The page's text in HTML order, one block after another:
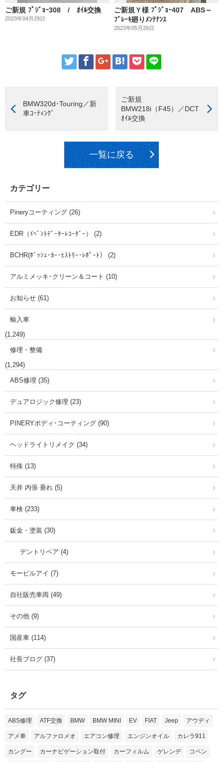
ご新規 ﾌﾟｼﾞｮｰ308 / ｵｲﾙ交換
2023年04月29日
ご新規Ｙ様 ﾌﾟｼﾞｮｰ407 ABS～
ﾌﾞﾚｰｷ廻りﾒﾝﾃﾅﾝｽ
2023年05月26日
BMW320d･Touring／新
車ｺｰﾃｨﾝｸﾞ
ご新規
BMW218i（F45）／DCT
ｵｲﾙ交換
一覧に戻る
カテゴリー
Pineryコーティング (26)
EDR（ｲﾍﾞﾝﾄﾃﾞｰﾀｰﾚｺｰﾀﾞｰ） (2)
BCHR(ﾎﾞｯｼｭ･ｶｰ･ﾋｽﾄﾘｰ･ﾚﾎﾟｰﾄ） (2)
アルミメッキ･クリーン＆コート (10)
お知らせ (61)
輸入車
(1,249)
修理・整備
(1,294)
ABS修理 (35)
デュアロジック修理 (23)
PINERYボディ･コーティング (90)
ヘッドライトリメイク (34)
特殊 (13)
天井 内張 垂れ (5)
車検 (233)
鈑金・塗装 (30)
デントリペア (4)
モービルアイ (7)
自社販売車両 (49)
その他 (9)
国産車 (114)
社長ブログ (37)
タグ
ABS修理 ATF交換 BMW BMW MINI EV FIAT Jeep アウディ
アメ車 アルファロメオ エアコン修理 エンジンオイル カレラ911
カングー カーナビゲーション取付 カーフィルム ゲレンデ コペン